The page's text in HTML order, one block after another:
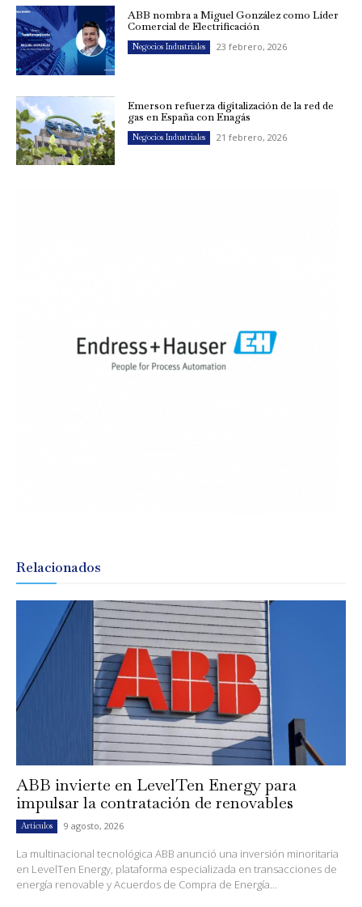
ABB nombra a Miguel González como Líder
Comercial de Electrificación
Negocios Industriales 23 febrero, 2026
Emerson refuerza digitalización de la red de
gas en España con Enagás
Negocios Industriales 21 febrero, 2026
Relacionados
ABB invierte en LevelTen Energy para
impulsar la contratación de renovables
Artículos 9 agosto, 2026
La multinacional tecnológica ABB anunció una inversión minoritaria
en LevelTen Energy, plataforma especializada en transacciones de
energía renovable y Acuerdos de Compra de Energía...